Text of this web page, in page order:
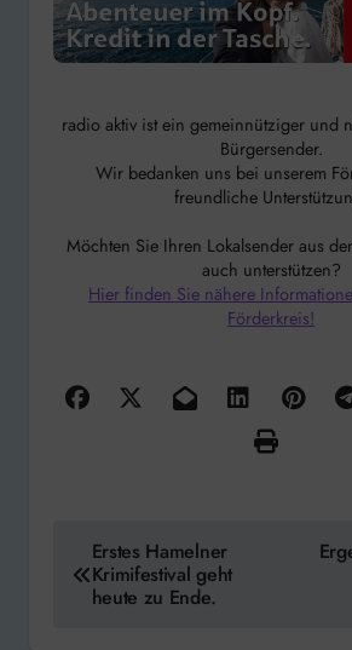
radio aktiv ist ein gemeinnütziger und
Bürgersender.
Wir bedanken uns bei unserem
freundliche
Möchten Sie Ihren Lokalsender aus
auch unterstützen?
Hier finden Sie nähere
Förderkreis!
Beitragsnavigation
Erstes Hamelner
Krimifestival geht
heute zu Ende.